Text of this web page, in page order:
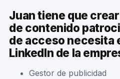
Juan tiene que
de contenido
de acceso necesita
LinkedIn de la
Gestor de publicidad